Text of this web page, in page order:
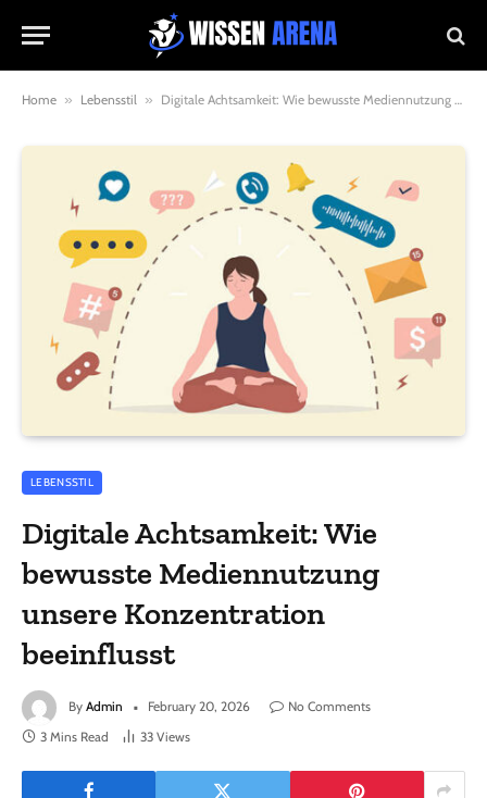
Home » Lebensstil » Digitale Achtsamkeit: Wie bewusste Mediennutzung unsere Konzentration beeinflusst
LEBENSSTIL
Digitale Achtsamkeit: Wie
bewusste Mediennutzung
unsere Konzentration
beeinflusst
By Admin February 20, 2026
No Comments
3 Mins Read
33 Views